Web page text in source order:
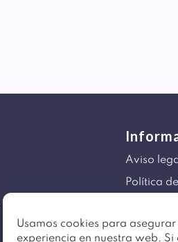
Usamos cookies para
experiencia en nuestra web.
Aviso
Política